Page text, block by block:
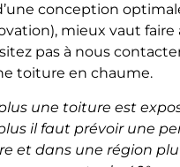
conception
mieux vaut
pas à nous
toiture en chaume.
une toiture est
il faut prévoir une
et dans une région